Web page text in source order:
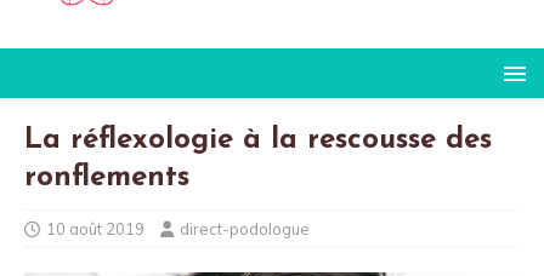
La réflexologie à la rescousse des
ronflements
10 août 2019 direct-podologue